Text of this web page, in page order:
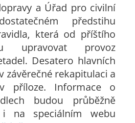
a Úřad pro civilní
předstihu
která od příštího
upravovat provoz
Desatero hlavních
závěrečné rekapitulaci a
příloze. Informace o
budou průběžně
i na speciálním webu